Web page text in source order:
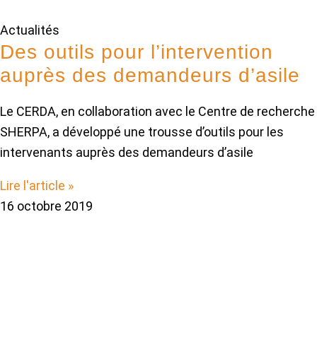
Actualités
Des outils pour l’intervention
auprès des demandeurs d’asile
Le CERDA, en collaboration avec le Centre de recherche
SHERPA, a développé une trousse d’outils pour les
intervenants auprès des demandeurs d’asile
Lire l'article »
16 octobre 2019